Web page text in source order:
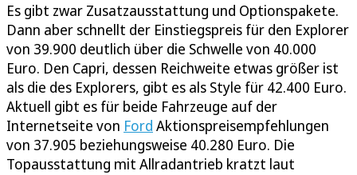
Es gibt zwar Zusatzausstattung und Optionspakete.
Dann aber schnellt der Einstiegspreis für den Explorer
von 39.900 deutlich über die Schwelle von 40.000
Euro. Den Capri, dessen Reichweite etwas größer ist
als die des Explorers, gibt es als Style für 42.400 Euro.
Aktuell gibt es für beide Fahrzeuge auf der
Internetseite von Ford Aktionspreisempfehlungen
von 37.905 beziehungsweise 40.280 Euro. Die
Topausstattung mit Allradantrieb kratzt laut